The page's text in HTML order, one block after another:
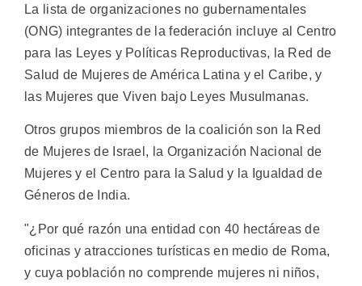
La lista de organizaciones no gubernamentales
(ONG) integrantes de la federación incluye al Centro
para las Leyes y Políticas Reproductivas, la Red de
Salud de Mujeres de América Latina y el Caribe, y
las Mujeres que Viven bajo Leyes Musulmanas.
Otros grupos miembros de la coalición son la Red
de Mujeres de Israel, la Organización Nacional de
Mujeres y el Centro para la Salud y la Igualdad de
Géneros de India.
"¿Por qué razón una entidad con 40 hectáreas de
oficinas y atracciones turísticas en medio de Roma,
y cuya población no comprende mujeres ni niños,